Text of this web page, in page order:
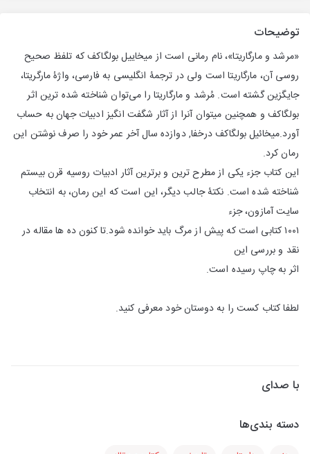
توضیحات
«مرشد و مارگاریتا»، نام رمانی است از میخاییل بولگاکف که تلفظ صحیح
روسی آن، مارگاریتا است ولی در ترجمۀ انگلیسی به فارسی، واژۀ مارگریتا،
جایگزین گشته است. مُرشد و مارگاریتا را می‌توان شناخته شده ترین اثر
بولگاکف و همچنین میتوان آنرا از آثار شگفت انگیز ادبیات جهان به حساب
آورد.میخائیل بولگاکف درخفا, دوازده سال آخر عمر خود را صرف نوشتن این
رمان کرد.
این کتاب جزء یکی از مطرح ترین و برترین آثار ادبیات روسیه قرن بیستم
شناخته شده است. نکتۀ جالب دیگر، این است که این رمان، به انتخاب
سایت آمازون، جزء
۱۰۰۱ کتابی است که پیش از مرگ باید خوانده شود.تا کنون ده ها مقاله در
نقد و بررسی این
اثر به چاپ رسیده است.
لطفا کتاب کست را به دوستان خود معرفی کنید.
با صدای
دسته بندی‌ها